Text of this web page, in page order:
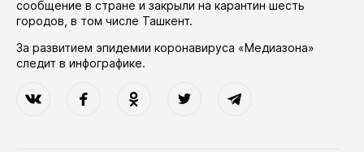
сообщение в стране и закрыли на карантин шесть
городов, в том числе Ташкент.
За развитием эпидемии коронавируса «Медиазона»
следит в инфографике.